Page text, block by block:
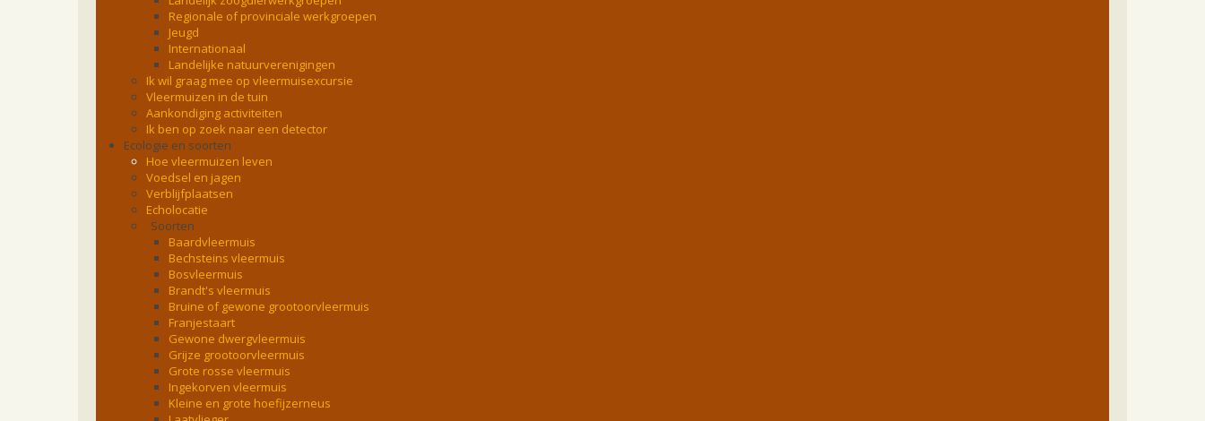
Regionale of provinciale werkgroepen
Jeugd
Internationaal
Landelijke natuurverenigingen
Ik wil graag mee op vleermuisexcursie
Vleermuizen in de tuin
Aankondiging activiteiten
Ik ben op zoek naar een detector
Ecologie en soorten
Hoe vleermuizen leven
Voedsel en jagen
Verblijfplaatsen
Echolocatie
Soorten
Baardvleermuis
Bechsteins vleermuis
Bosvleermuis
Brandt's vleermuis
Bruine of gewone grootoorvleermuis
Franjestaart
Gewone dwergvleermuis
Grijze grootoorvleermuis
Grote rosse vleermuis
Ingekorven vleermuis
Kleine en grote hoefijzerneus